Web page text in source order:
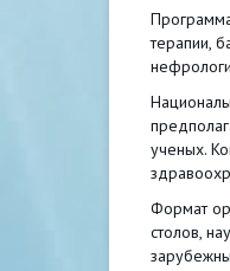
терапии,
ученых.
Формат
столов,